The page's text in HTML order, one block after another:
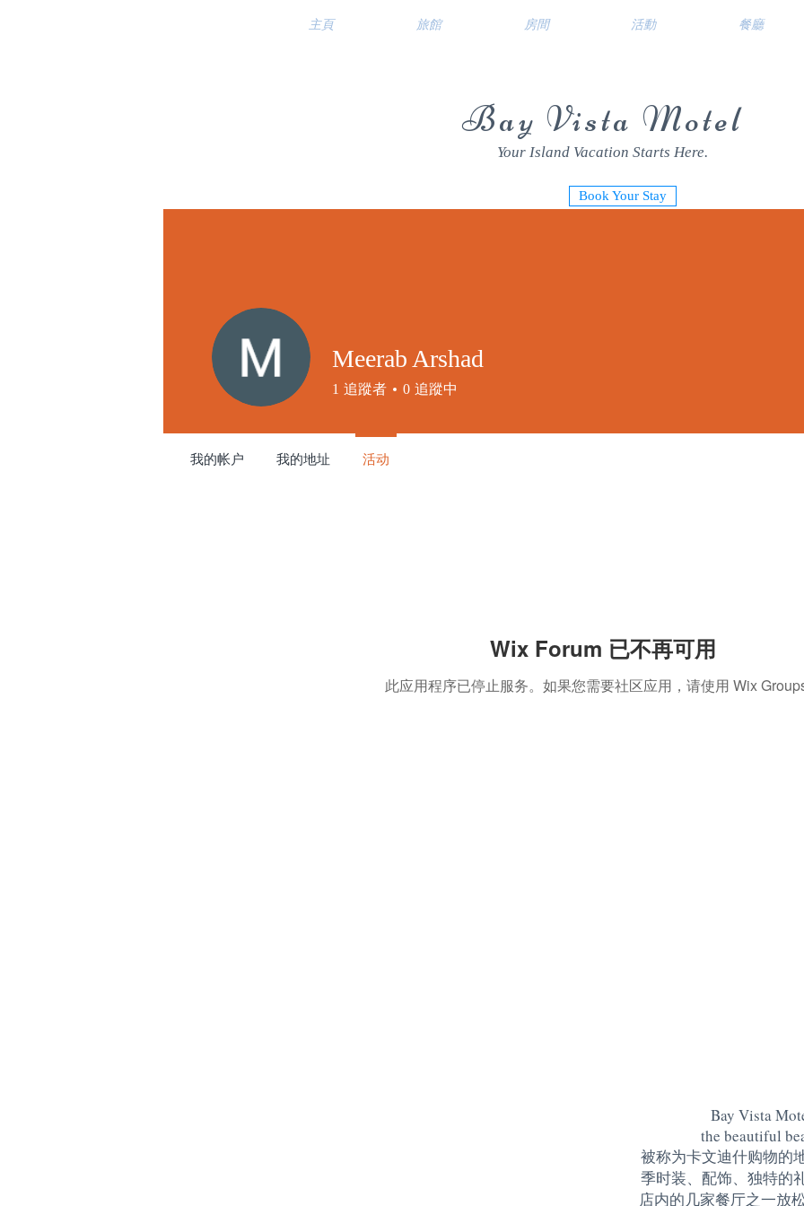
主頁 旅館 房間 活動 餐廳
Bay Vista Motel
Your Island Vacation Starts Here.
Book Your Stay
Wix Forum 已不再可用
此应用程序已停止服务。如果您需要社区应用，请使用 Wix
Meerab Arshad
1 追蹤者 0 追蹤中
我的帐户 我的地址 活动
Bay Vista
the beautiful
被称为卡文迪什购物的
季时装、配饰、独特的
店内的几家餐厅之一放